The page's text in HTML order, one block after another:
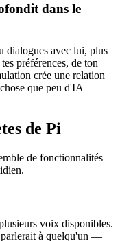
dans le
dialogues avec lui, plus
préférences, de ton
crée une relation
que peu d'IA
de Pi
de fonctionnalités
voix disponibles.
à quelqu'un —